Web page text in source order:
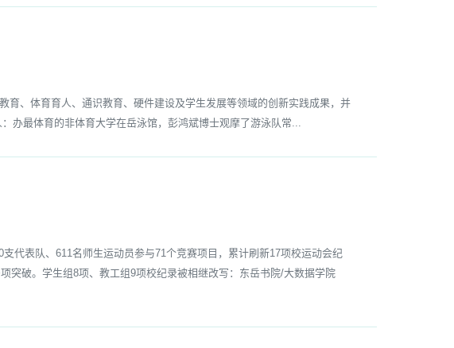
、体育育人、通识教育、硬件建设及学生发展等领域的创新实践成果，并
办最体育的非体育大学在岳泳馆，彭鸿斌博士观摩了游泳队常...
表队、611名师生运动员参与71个竞赛项目，累计刷新17项校运动会纪
突破。学生组8项、教工组9项校纪录被相继改写：东岳书院/大数据学院